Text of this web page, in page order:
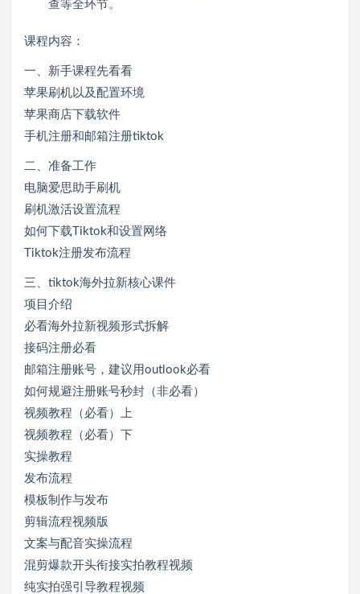
查等全环节。
课程内容：
一、新手课程先看看
苹果刷机以及配置环境
苹果商店下载软件
手机注册和邮箱注册tiktok
二、准备工作
电脑爱思助手刷机
刷机激活设置流程
如何下载Tiktok和设置网络
Tiktok注册发布流程
三、tiktok海外拉新核心课件
项目介绍
必看海外拉新视频形式拆解
接码注册必看
邮箱注册账号，建议用outlook必看
如何规避注册账号秒封（非必看）
视频教程（必看）上
视频教程（必看）下
实操教程
发布流程
模板制作与发布
剪辑流程视频版
文案与配音实操流程
混剪爆款开头衔接实拍教程视频
纯实拍强引导教程视频